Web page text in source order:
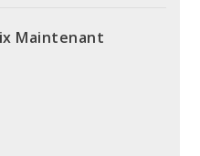
Maintenant